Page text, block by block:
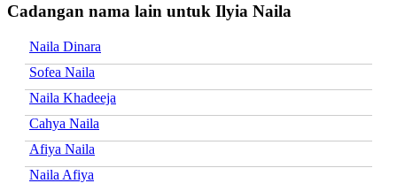
Cadangan nama lain untuk Ilyia Naila
Naila Dinara
Sofea Naila
Naila Khadeeja
Cahya Naila
Afiya Naila
Naila Afiya